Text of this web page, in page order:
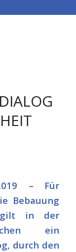
– Für
Bebauung
gilt in der
ein
durch den